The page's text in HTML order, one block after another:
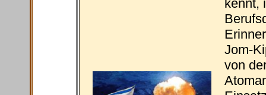
kennt,
Jom-
von